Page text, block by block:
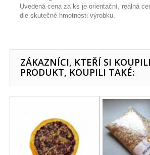
Uvedená cena za ks je orientační, reálná
dle skutečné hmotnosti výrobku.
ZÁKAZNÍCI, KTEŘÍ SI
PRODUKT, KOUPILI TAKÉ: